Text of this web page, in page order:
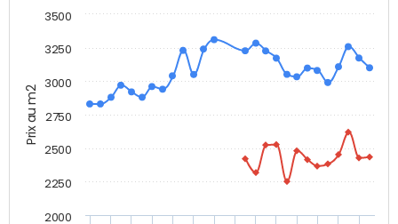
Prix au m2
2000
2250
2500
2750
3000
3250
3500